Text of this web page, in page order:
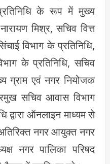
के रूप में मुख्य
मिश्र, सचिव वित्त
विभाग के प्रतिनिधि,
के प्रतिनिधि, सचिव
ग्राम एवं नगर नियोजक
सचिव आवास विभाग
द्वारा ऑनलाइन माध्यम से
नगर आयुक्त नगर
नगर पालिका परिषद